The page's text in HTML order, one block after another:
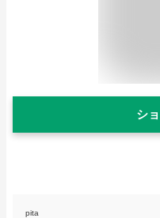
シ
pita